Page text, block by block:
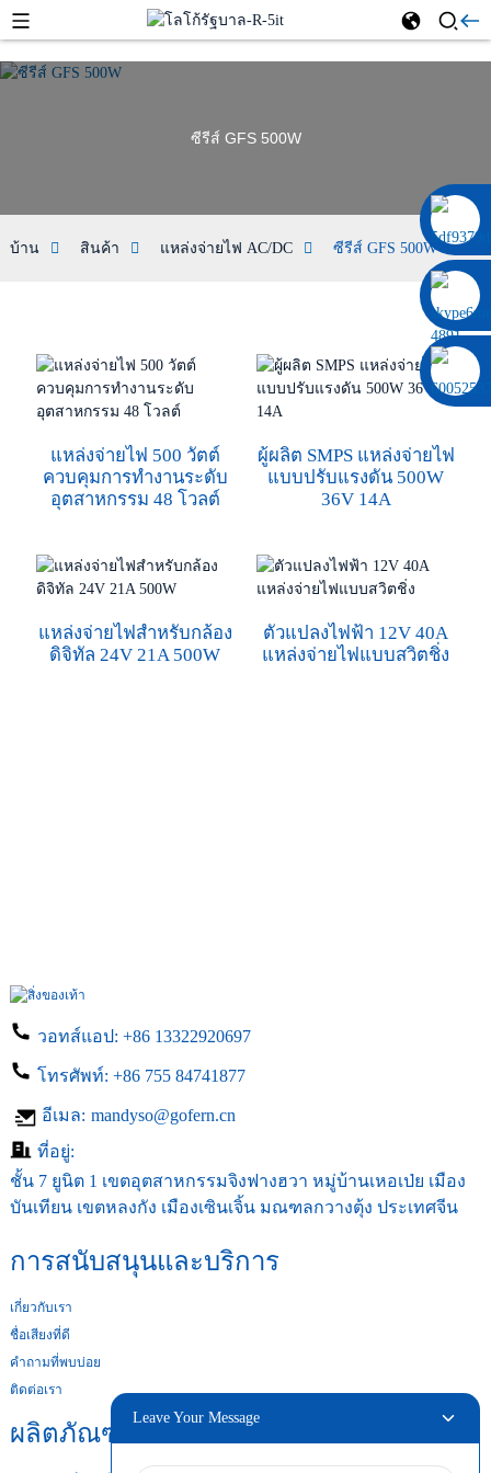
0086 13322920697
ซีรีส์ GFS 500W
บ้าน สินค้า แหล่งจ่ายไฟ AC/DC ซีรีส์ GFS 500W
แหล่งจ่ายไฟ 500 วัตต์
ควบคุมการทำงานระดับ
อุตสาหกรรม 48 โวลต์
ผู้ผลิต SMPS แหล่งจ่ายไฟ
แบบปรับแรงดัน 500W
36V 14A
แหล่งจ่ายไฟสำหรับกล้อง
ดิจิทัล 24V 21A 500W
ตัวแปลงไฟฟ้า 12V 40A
แหล่งจ่ายไฟแบบสวิตชิ่ง
วอทส์แอป: +86 13322920697
โทรศัพท์: +86 755 84741877
อีเมล: mandyso@gofern.cn
ที่อยู่:
ชั้น 7 ยูนิต 1 เขตอุตสาหกรรมจิงฟางฮวา หมู่บ้านเหอเป่ย เมือง
บันเทียน เขตหลงกัง เมืองเซินเจิ้น มณฑลกวางตุ้ง ประเทศจีน
การสนับสนุนและบริการ
เกี่ยวกับเรา
ชื่อเสียงที่ดี
คำถามที่พบบ่อย
ติดต่อเรา
ผลิตภัณฑ์ของเรา
Leave Your Message